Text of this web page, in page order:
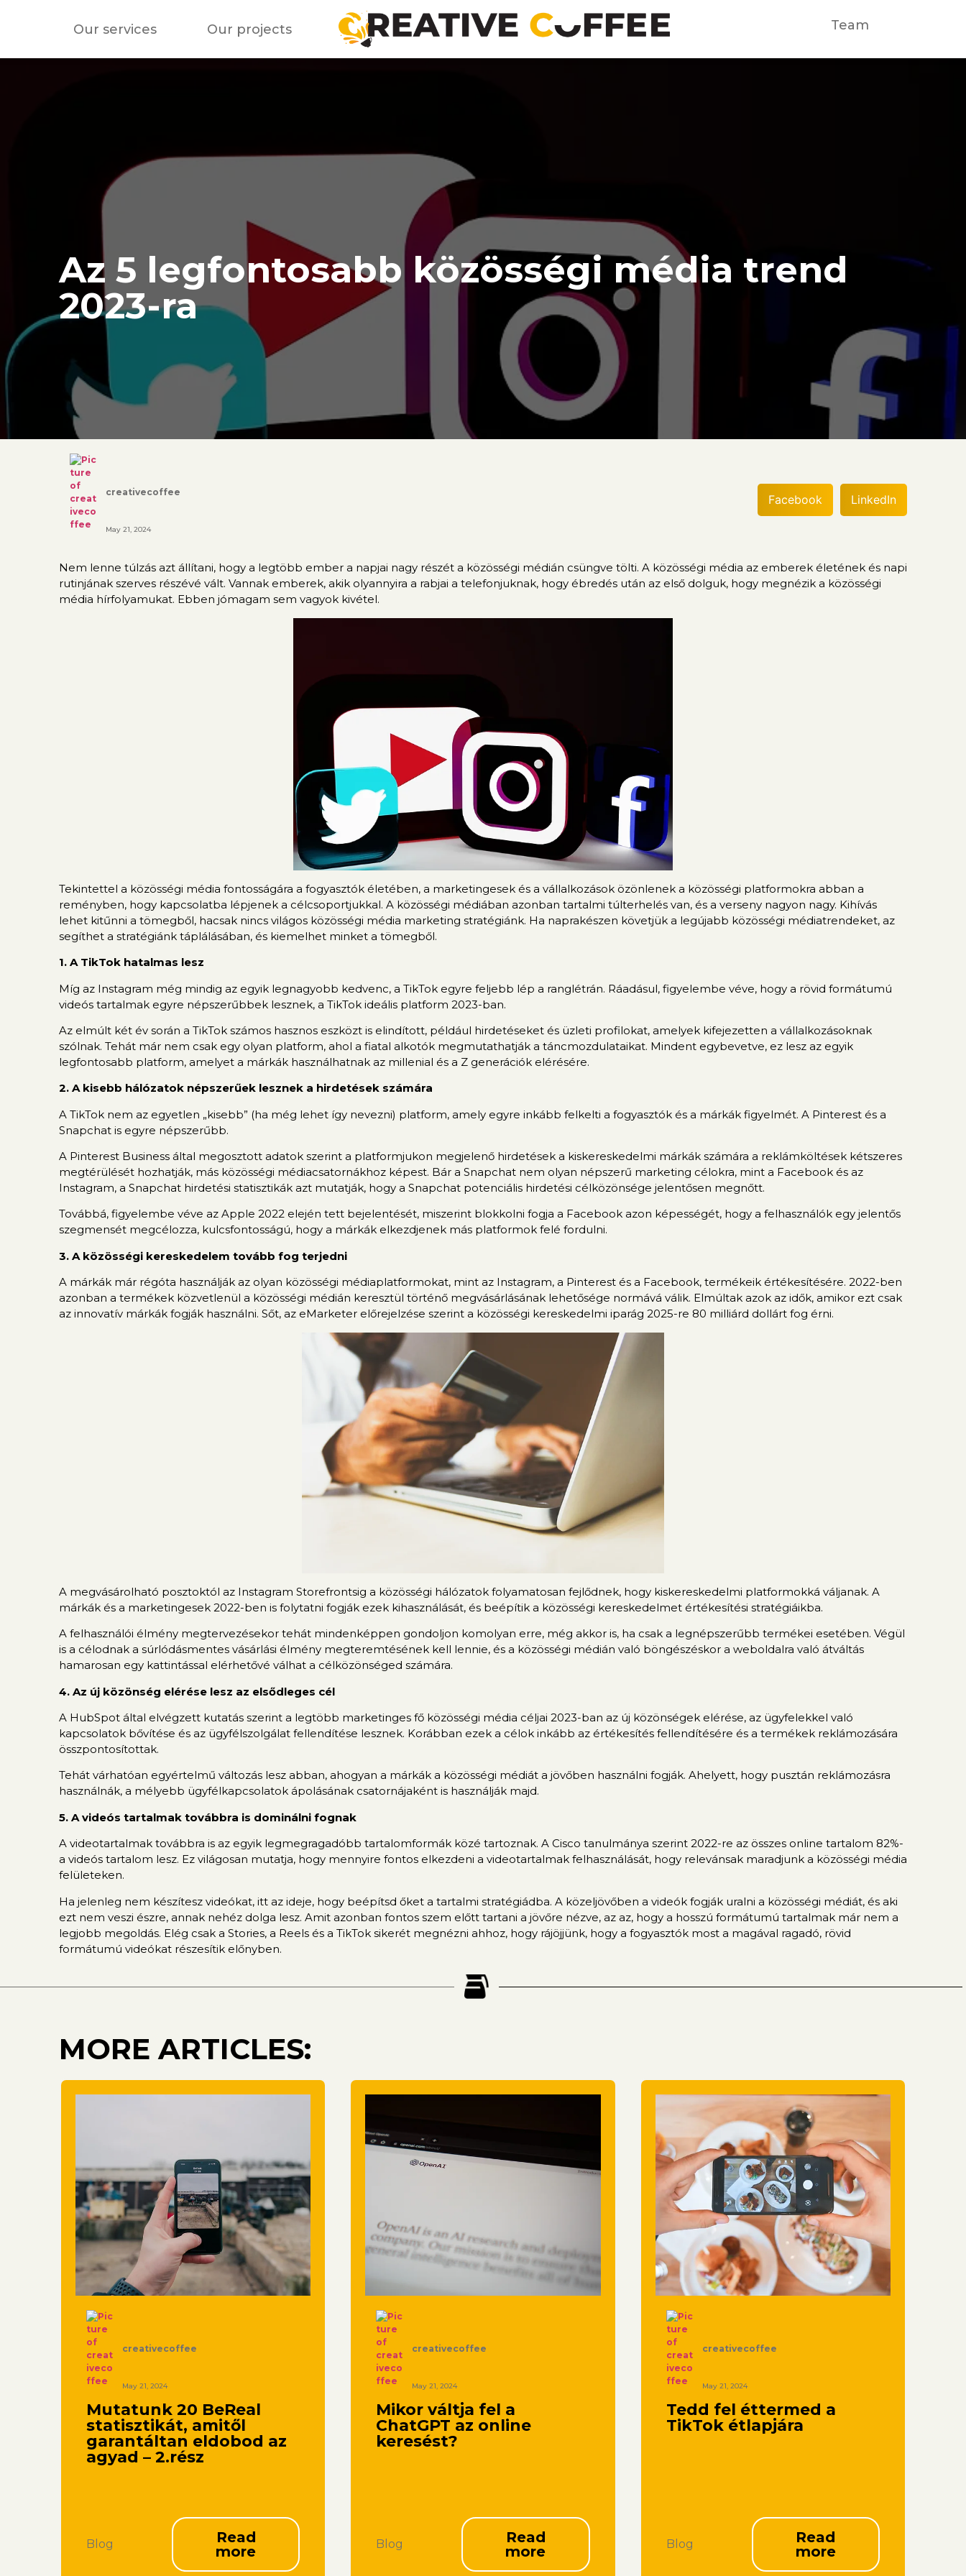
Our services Our projects Team
Az 5 legfontosabb közösségi média trend
2023-ra
creativecoffee
May 21, 2024
Facebook LinkedIn
Nem lenne túlzás azt állítani, hogy a legtöbb ember a napjai nagy részét a közösségi médián csüngve tölti. A közösségi média az emberek életének és napi
rutinjának szerves részévé vált. Vannak emberek, akik olyannyira a rabjai a telefonjuknak, hogy ébredés után az első dolguk, hogy megnézik a közösségi
média hírfolyamukat. Ebben jómagam sem vagyok kivétel.
Tekintettel a közösségi média fontosságára a fogyasztók életében, a marketingesek és a vállalkozások özönlenek a közösségi platformokra abban a
reményben, hogy kapcsolatba lépjenek a célcsoportjukkal. A közösségi médiában azonban tartalmi túlterhelés van, és a verseny nagyon nagy. Kihívás
lehet kitűnni a tömegből, hacsak nincs világos közösségi média marketing stratégiánk. Ha naprakészen követjük a legújabb közösségi médiatrendeket, az
segíthet a stratégiánk táplálásában, és kiemelhet minket a tömegből.
1. A TikTok hatalmas lesz
Míg az Instagram még mindig az egyik legnagyobb kedvenc, a TikTok egyre feljebb lép a ranglétrán. Ráadásul, figyelembe véve, hogy a rövid formátumú
videós tartalmak egyre népszerűbbek lesznek, a TikTok ideális platform 2023-ban.
Az elmúlt két év során a TikTok számos hasznos eszközt is elindított, például hirdetéseket és üzleti profilokat, amelyek kifejezetten a vállalkozásoknak
szólnak. Tehát már nem csak egy olyan platform, ahol a fiatal alkotók megmutathatják a táncmozdulataikat. Mindent egybevetve, ez lesz az egyik
legfontosabb platform, amelyet a márkák használhatnak az millenial és a Z generációk elérésére.
2. A kisebb hálózatok népszerűek lesznek a hirdetések számára
A TikTok nem az egyetlen „kisebb” (ha még lehet így nevezni) platform, amely egyre inkább felkelti a fogyasztók és a márkák figyelmét. A Pinterest és a
Snapchat is egyre népszerűbb.
A Pinterest Business által megosztott adatok szerint a platformjukon megjelenő hirdetések a kiskereskedelmi márkák számára a reklámköltések kétszeres
megtérülését hozhatják, más közösségi médiacsatornákhoz képest. Bár a Snapchat nem olyan népszerű marketing célokra, mint a Facebook és az
Instagram, a Snapchat hirdetési statisztikák azt mutatják, hogy a Snapchat potenciális hirdetési célközönsége jelentősen megnőtt.
Továbbá, figyelembe véve az Apple 2022 elején tett bejelentését, miszerint blokkolni fogja a Facebook azon képességét, hogy a felhasználók egy jelentős
szegmensét megcélozza, kulcsfontosságú, hogy a márkák elkezdjenek más platformok felé fordulni.
3. A közösségi kereskedelem tovább fog terjedni
A márkák már régóta használják az olyan közösségi médiaplatformokat, mint az Instagram, a Pinterest és a Facebook, termékeik értékesítésére. 2022-ben
azonban a termékek közvetlenül a közösségi médián keresztül történő megvásárlásának lehetősége normává válik. Elmúltak azok az idők, amikor ezt csak
az innovatív márkák fogják használni. Sőt, az eMarketer előrejelzése szerint a közösségi kereskedelmi iparág 2025-re 80 milliárd dollárt fog érni.
A megvásárolható posztoktól az Instagram Storefrontsig a közösségi hálózatok folyamatosan fejlődnek, hogy kiskereskedelmi platformokká váljanak. A
márkák és a marketingesek 2022-ben is folytatni fogják ezek kihasználását, és beépítik a közösségi kereskedelmet értékesítési stratégiáikba.
A felhasználói élmény megtervezésekor tehát mindenképpen gondoljon komolyan erre, még akkor is, ha csak a legnépszerűbb termékei esetében. Végül
is a célodnak a súrlódásmentes vásárlási élmény megteremtésének kell lennie, és a közösségi médián való böngészéskor a weboldalra való átváltás
hamarosan egy kattintással elérhetővé válhat a célközönséged számára.
4. Az új közönség elérése lesz az elsődleges cél
A HubSpot által elvégzett kutatás szerint a legtöbb marketinges fő közösségi média céljai 2023-ban az új közönségek elérése, az ügyfelekkel való
kapcsolatok bővítése és az ügyfélszolgálat fellendítése lesznek. Korábban ezek a célok inkább az értékesítés fellendítésére és a termékek reklámozására
összpontosítottak.
Tehát várhatóan egyértelmű változás lesz abban, ahogyan a márkák a közösségi médiát a jövőben használni fogják. Ahelyett, hogy pusztán reklámozásra
használnák, a mélyebb ügyfélkapcsolatok ápolásának csatornájaként is használják majd.
5. A videós tartalmak továbbra is dominálni fognak
A videotartalmak továbbra is az egyik legmegragadóbb tartalomformák közé tartoznak. A Cisco tanulmánya szerint 2022-re az összes online tartalom 82%-
a videós tartalom lesz. Ez világosan mutatja, hogy mennyire fontos elkezdeni a videotartalmak felhasználását, hogy relevánsak maradjunk a közösségi média
felületeken.
Ha jelenleg nem készítesz videókat, itt az ideje, hogy beépítsd őket a tartalmi stratégiádba. A közeljövőben a videók fogják uralni a közösségi médiát, és aki
ezt nem veszi észre, annak nehéz dolga lesz. Amit azonban fontos szem előtt tartani a jövőre nézve, az az, hogy a hosszú formátumú tartalmak már nem a
legjobb megoldás. Elég csak a Stories, a Reels és a TikTok sikerét megnézni ahhoz, hogy rájöjjünk, hogy a fogyasztók most a magával ragadó, rövid
formátumú videókat részesítik előnyben.
MORE ARTICLES:
creativecoffee
May 21, 2024
Mutatunk 20 BeReal
statisztikát, amitől
garantáltan eldobod az
agyad – 2.rész
Blog
Read
more
creativecoffee
May 21, 2024
Mikor váltja fel a
ChatGPT az online
keresést?
Blog
Read
more
creativecoffee
May 21, 2024
Tedd fel éttermed a
TikTok étlapjára
Blog
Read
more